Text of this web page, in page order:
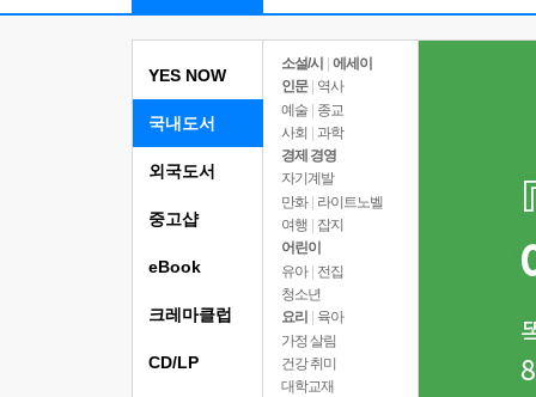
YES NOW
국내도서
소설/시
에세이
인문
역사
예술 | 종교
사회 | 과학
경제 경영
자기계발
만화 | 라이트노벨
여행
잡지
어린이
유아 | 전집
청소년
요리
육아
가정 살림
건강 취미
대학교재
외국도서
중고샵
eBook
크레마클럽
CD/LP